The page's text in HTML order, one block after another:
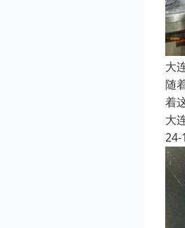
大
随
着
大
24-